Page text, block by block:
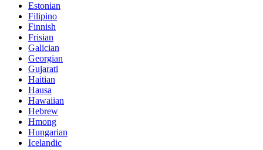
Estonian
Filipino
Finnish
Frisian
Galician
Georgian
Gujarati
Haitian
Hausa
Hawaiian
Hebrew
Hmong
Hungarian
Icelandic